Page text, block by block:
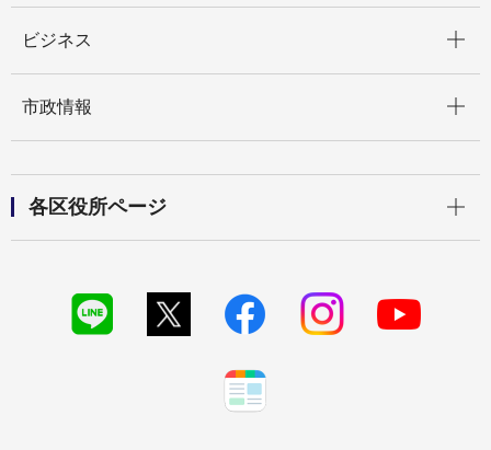
ビジネス
市政情報
各区役所ページ